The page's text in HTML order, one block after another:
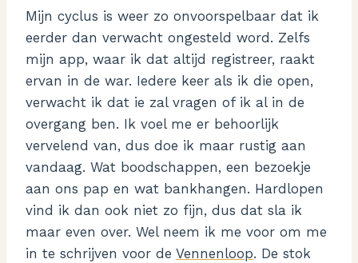
Mijn cyclus is weer zo onvoorspelbaar dat ik
eerder dan verwacht ongesteld word. Zelfs
mijn app, waar ik dat altijd registreer, raakt
ervan in de war. Iedere keer als ik die open,
verwacht ik dat ie zal vragen of ik al in de
overgang ben. Ik voel me er behoorlijk
vervelend van, dus doe ik maar rustig aan
vandaag. Wat boodschappen, een bezoekje
aan ons pap en wat bankhangen. Hardlopen
vind ik dan ook niet zo fijn, dus dat sla ik
maar even over. Wel neem ik me voor om me
in te schrijven voor de Vennenloop. De stok